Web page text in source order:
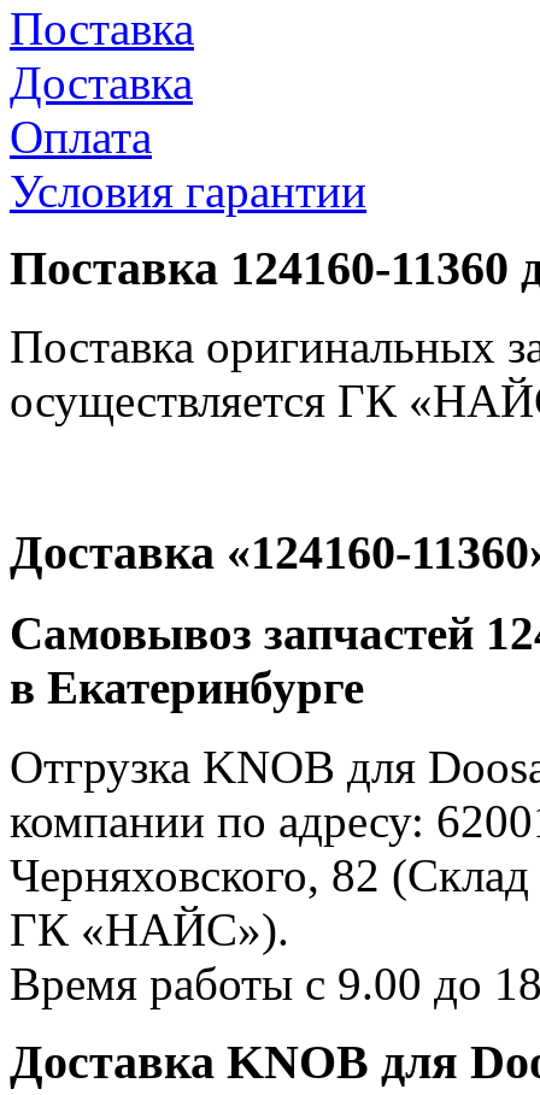
Поставка
Доставка
Оплата
Условия гарантии
Поставка 124160-11360
Поставка оригинальных
осуществляется ГК
Доставка «124160-
Самовывоз запчастей
в Екатеринбурге
Отгрузка KNOB для
компании по адресу:
Черняховского, 82
ГК «НАЙС»).
Время работы с 9.00 до
Доставка KNOB для